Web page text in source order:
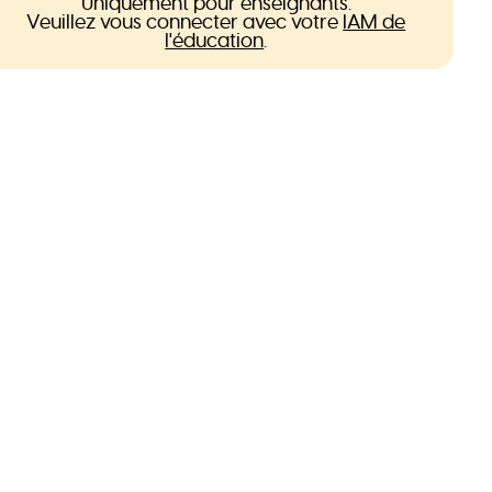
Veuillez vous connecter avec votre IAM de
l'éducation.